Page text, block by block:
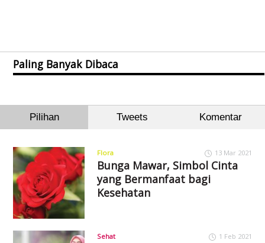
Paling Banyak Dibaca
Pilihan Tweets Komentar
Flora 13 Mar 2021
Bunga Mawar, Simbol Cinta
yang Bermanfaat bagi
Kesehatan
Sehat 1 Feb 2021